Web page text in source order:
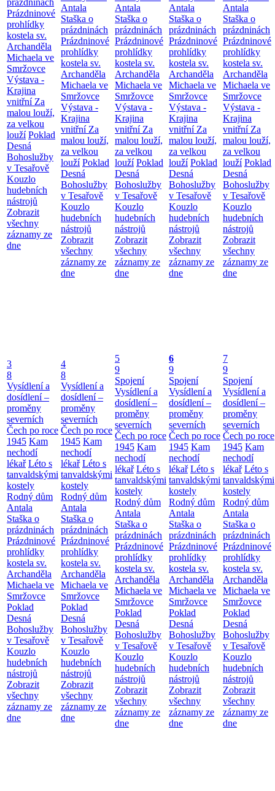
Prázdninové
prohlídky
kostela sv.
Archanděla
Michaela ve
Smržovce
Výstava -
Krajina
vnitřní Za
malou louží,
za velkou
louží Poklad
Desná
Bohoslužby
v Tesařově
Kouzlo
hudebních
nástrojů
Zobrazit
všechny
záznamy ze
dne
Antala
Staška o
prázdninách
Prázdninové
prohlídky
kostela sv.
Archanděla
Michaela ve
Smržovce
Výstava -
Krajina
vnitřní Za
malou louží,
za velkou
louží Poklad
Desná
Bohoslužby
v Tesařově
Kouzlo
hudebních
nástrojů
Zobrazit
všechny
záznamy ze
dne
Antala
Staška o
prázdninách
Prázdninové
prohlídky
kostela sv.
Archanděla
Michaela ve
Smržovce
Výstava -
Krajina
vnitřní Za
malou louží,
za velkou
louží Poklad
Desná
Bohoslužby
v Tesařově
Kouzlo
hudebních
nástrojů
Zobrazit
všechny
záznamy ze
dne
Antala
Staška o
prázdninách
Prázdninové
prohlídky
kostela sv.
Archanděla
Michaela ve
Smržovce
Výstava -
Krajina
vnitřní Za
malou louží,
za velkou
louží Poklad
Desná
Bohoslužby
v Tesařově
Kouzlo
hudebních
nástrojů
Zobrazit
všechny
záznamy ze
dne
Antala
Staška o
prázdninách
Prázdninové
prohlídky
kostela sv.
Archanděla
Michaela ve
Smržovce
Výstava -
Krajina
vnitřní Za
malou louží,
za velkou
louží Poklad
Desná
Bohoslužby
v Tesařově
Kouzlo
hudebních
nástrojů
Zobrazit
všechny
záznamy ze
dne
3
8
Vysídlení a
dosídlení –
proměny
severních
Čech po roce
1945 Kam
nechodí
lékař Léto s
tanvaldskými
kostely
Rodný dům
Antala
Staška o
prázdninách
Prázdninové
prohlídky
kostela sv.
Archanděla
Michaela ve
Smržovce
Poklad
Desná
Bohoslužby
v Tesařově
Kouzlo
hudebních
nástrojů
Zobrazit
všechny
záznamy ze
dne
4
8
Vysídlení a
dosídlení –
proměny
severních
Čech po roce
1945 Kam
nechodí
lékař Léto s
tanvaldskými
kostely
Rodný dům
Antala
Staška o
prázdninách
Prázdninové
prohlídky
kostela sv.
Archanděla
Michaela ve
Smržovce
Poklad
Desná
Bohoslužby
v Tesařově
Kouzlo
hudebních
nástrojů
Zobrazit
všechny
záznamy ze
dne
5
9
Spojení
Vysídlení a
dosídlení –
proměny
severních
Čech po roce
1945 Kam
nechodí
lékař Léto s
tanvaldskými
kostely
Rodný dům
Antala
Staška o
prázdninách
Prázdninové
prohlídky
kostela sv.
Archanděla
Michaela ve
Smržovce
Poklad
Desná
Bohoslužby
v Tesařově
Kouzlo
hudebních
nástrojů
Zobrazit
všechny
záznamy ze
dne
6
9
Spojení
Vysídlení a
dosídlení –
proměny
severních
Čech po roce
1945 Kam
nechodí
lékař Léto s
tanvaldskými
kostely
Rodný dům
Antala
Staška o
prázdninách
Prázdninové
prohlídky
kostela sv.
Archanděla
Michaela ve
Smržovce
Poklad
Desná
Bohoslužby
v Tesařově
Kouzlo
hudebních
nástrojů
Zobrazit
všechny
záznamy ze
dne
7
9
Spojení
Vysídlení a
dosídlení –
proměny
severních
Čech po roce
1945 Kam
nechodí
lékař Léto s
tanvaldskými
kostely
Rodný dům
Antala
Staška o
prázdninách
Prázdninové
prohlídky
kostela sv.
Archanděla
Michaela ve
Smržovce
Poklad
Desná
Bohoslužby
v Tesařově
Kouzlo
hudebních
nástrojů
Zobrazit
všechny
záznamy ze
dne